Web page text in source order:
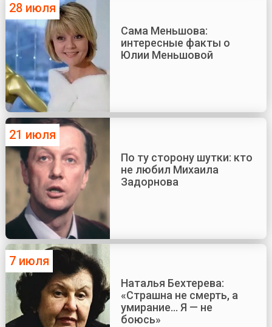
28 июля
Сама Меньшова:
интересные факты о
Юлии Меньшовой
21 июля
По ту сторону шутки: кто
не любил Михаила
Задорнова
7 июля
Наталья Бехтерева:
«Страшна не смерть, а
умирание... Я — не
боюсь»